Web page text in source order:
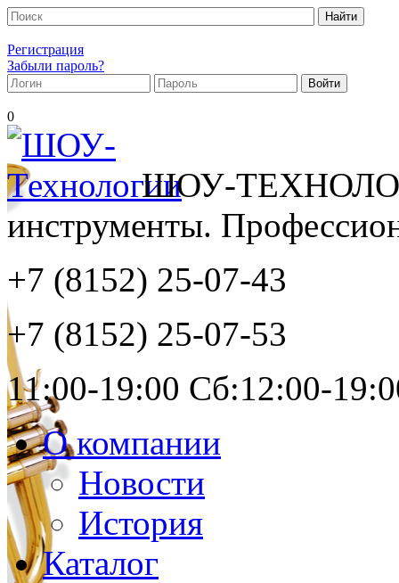
Регистрация
Забыли пароль?
0
ШОУ-
инструменты.
+7 (8152) 25-07-43
+7 (8152) 25-07-53
11:00-19:00 Сб:12:00-
О компании
Новости
История
Каталог